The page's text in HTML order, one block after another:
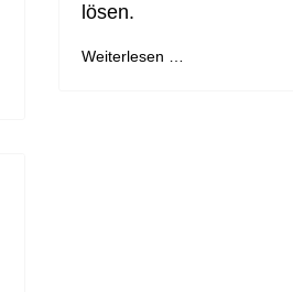
lösen.
Weiterlesen …